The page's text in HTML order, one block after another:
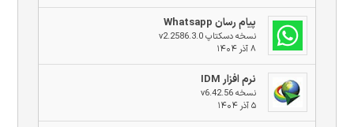
پیام رسان Whatsapp
نسخه دسکتاپ v2.2586.3.0
۸ آذر ۱۴۰۴
نرم افزار IDM
نسخه v6.42.56
۵ آذر ۱۴۰۴